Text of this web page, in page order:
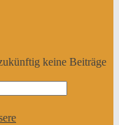
keine Beiträge